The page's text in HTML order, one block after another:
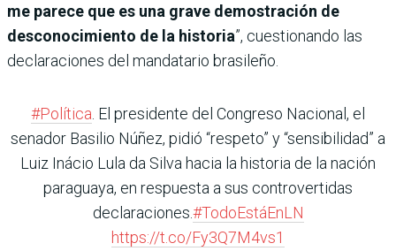
me parece que es una grave demostración de
desconocimiento de la historia”, cuestionando las
declaraciones del mandatario brasileño.
#Política . El presidente del Congreso Nacional, el
senador Basilio Núñez, pidió “respeto” y “sensibilidad” a
Luiz Inácio Lula da Silva hacia la historia de la nación
paraguaya, en respuesta a sus controvertidas
declaraciones.#TodoEstáEnLN
https://t.co/Fy3Q7M4vs1